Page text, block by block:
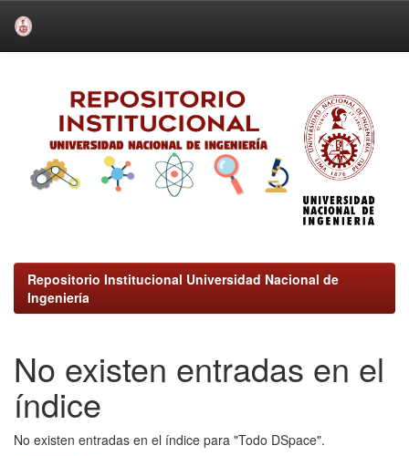
Repositorio Institucional Universidad Nacional de
Ingeniería
No existen entradas en el
índice
No existen entradas en el índice para "Todo DSpace".